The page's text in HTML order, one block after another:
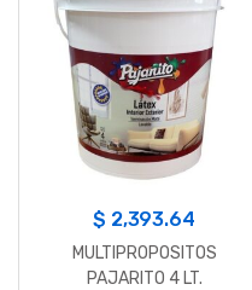
$ 2,393.64
MULTIPROPOSITOS
PAJARITO 4 LT.